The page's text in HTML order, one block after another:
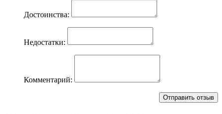
Достоинства:
Недостатки:
Комментарий: